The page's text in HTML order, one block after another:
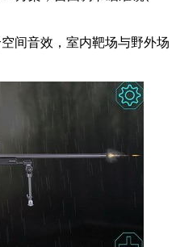
间音效，室内靶场与野外场